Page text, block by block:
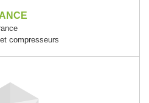
compresseurs